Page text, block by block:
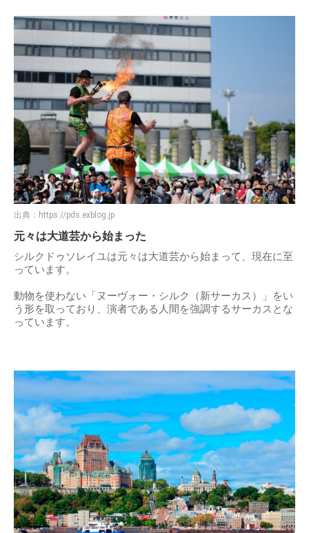
出典： https://pds.exblog.jp
元々は大道芸から始まった
シルクドゥソレイユは元々は大道芸から始まって、現在に至
っています。
動物を使わない「ヌーヴォー・シルク（新サーカス）」をい
う形を取っており、演者である人間を強調するサーカスとな
っています。